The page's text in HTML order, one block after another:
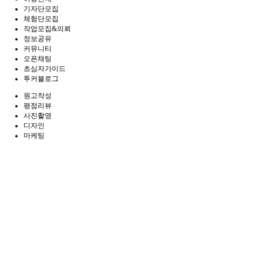
기자단모집
체험단모집
작업모집&의뢰
정보공유
커뮤니티
오픈채팅
초심자가이드
투커블로그
원고작성
평점리뷰
사진촬영
디자인
마케팅